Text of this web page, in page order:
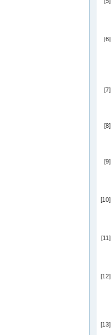
[6]
[7]
[8]
[9]
[10]
[11]
[12]
[13]